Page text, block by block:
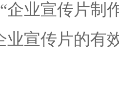
宣传片制作
业宣传片的有